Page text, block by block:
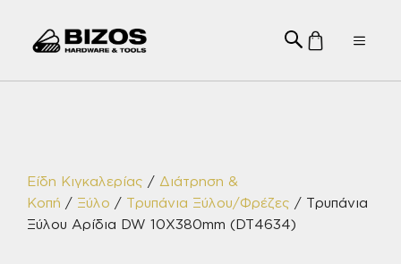
Menu
Είδη Κιγκαλερίας / Διάτρηση &
Κοπή / Ξύλο / Τρυπάνια Ξύλου/Φρέζες / Τρυπάνια
Ξύλου Αρίδια DW 10X380mm (DT4634)